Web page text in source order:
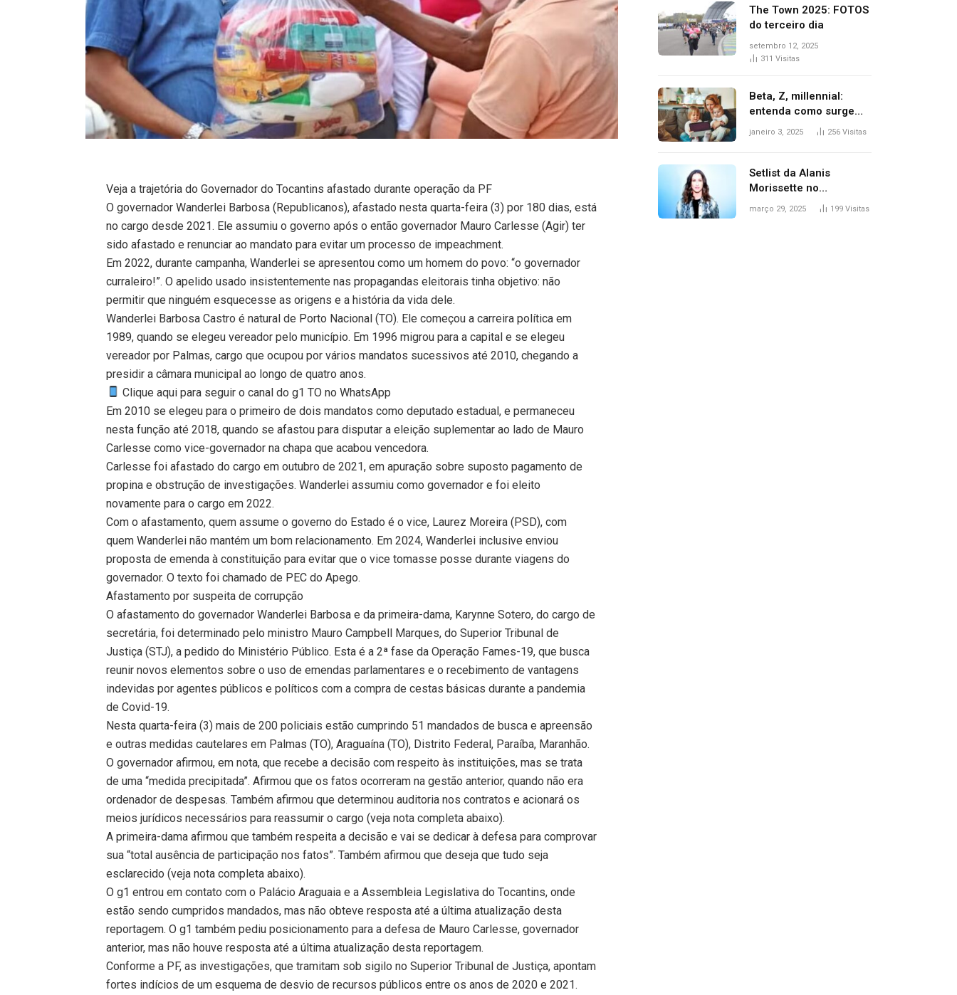
Veja a trajetória do Governador do Tocantins afastado durante operação da PF
O governador Wanderlei Barbosa (Republicanos), afastado nesta quarta-feira (3) por 180 dias, está
no cargo desde 2021. Ele assumiu o governo após o então governador Mauro Carlesse (Agir) ter
sido afastado e renunciar ao mandato para evitar um processo de impeachment.
Em 2022, durante campanha, Wanderlei se apresentou como um homem do povo: “o governador
curraleiro!”. O apelido usado insistentemente nas propagandas eleitorais tinha objetivo: não
permitir que ninguém esquecesse as origens e a história da vida dele.
Wanderlei Barbosa Castro é natural de Porto Nacional (TO). Ele começou a carreira política em
1989, quando se elegeu vereador pelo município. Em 1996 migrou para a capital e se elegeu
vereador por Palmas, cargo que ocupou por vários mandatos sucessivos até 2010, chegando a
presidir a câmara municipal ao longo de quatro anos.
Clique aqui para seguir o canal do g1 TO no WhatsApp
Em 2010 se elegeu para o primeiro de dois mandatos como deputado estadual, e permaneceu
nesta função até 2018, quando se afastou para disputar a eleição suplementar ao lado de Mauro
Carlesse como vice-governador na chapa que acabou vencedora.
Carlesse foi afastado do cargo em outubro de 2021, em apuração sobre suposto pagamento de
propina e obstrução de investigações. Wanderlei assumiu como governador e foi eleito
novamente para o cargo em 2022.
Com o afastamento, quem assume o governo do Estado é o vice, Laurez Moreira (PSD), com
quem Wanderlei não mantém um bom relacionamento. Em 2024, Wanderlei inclusive enviou
proposta de emenda à constituição para evitar que o vice tomasse posse durante viagens do
governador. O texto foi chamado de PEC do Apego.
Afastamento por suspeita de corrupção
O afastamento do governador Wanderlei Barbosa e da primeira-dama, Karynne Sotero, do cargo de
secretária, foi determinado pelo ministro Mauro Campbell Marques, do Superior Tribunal de
Justiça (STJ), a pedido do Ministério Público. Esta é a 2ª fase da Operação Fames-19, que busca
reunir novos elementos sobre o uso de emendas parlamentares e o recebimento de vantagens
indevidas por agentes públicos e políticos com a compra de cestas básicas durante a pandemia
de Covid-19.
Nesta quarta-feira (3) mais de 200 policiais estão cumprindo 51 mandados de busca e apreensão
e outras medidas cautelares em Palmas (TO), Araguaína (TO), Distrito Federal, Paraíba, Maranhão.
O governador afirmou, em nota, que recebe a decisão com respeito às instituições, mas se trata
de uma “medida precipitada”. Afirmou que os fatos ocorreram na gestão anterior, quando não era
ordenador de despesas. Também afirmou que determinou auditoria nos contratos e acionará os
meios jurídicos necessários para reassumir o cargo (veja nota completa abaixo).
A primeira-dama afirmou que também respeita a decisão e vai se dedicar à defesa para comprovar
sua “total ausência de participação nos fatos”. Também afirmou que deseja que tudo seja
esclarecido (veja nota completa abaixo).
O g1 entrou em contato com o Palácio Araguaia e a Assembleia Legislativa do Tocantins, onde
estão sendo cumpridos mandados, mas não obteve resposta até a última atualização desta
reportagem. O g1 também pediu posicionamento para a defesa de Mauro Carlesse, governador
anterior, mas não houve resposta até a última atualização desta reportagem.
Conforme a PF, as investigações, que tramitam sob sigilo no Superior Tribunal de Justiça, apontam
fortes indícios de um esquema de desvio de recursos públicos entre os anos de 2020 e 2021.
tantas pessoas’
The Town 2025: FOTOS
do terceiro dia
setembro 12, 2025
311 Visitas
Beta, Z, millennial:
entenda como surgem
as gerações
janeiro 3, 2025 256 Visitas
Setlist da Alanis
Morissette no
Lollapalooza: veja
março 29, 2025 199 Visitas